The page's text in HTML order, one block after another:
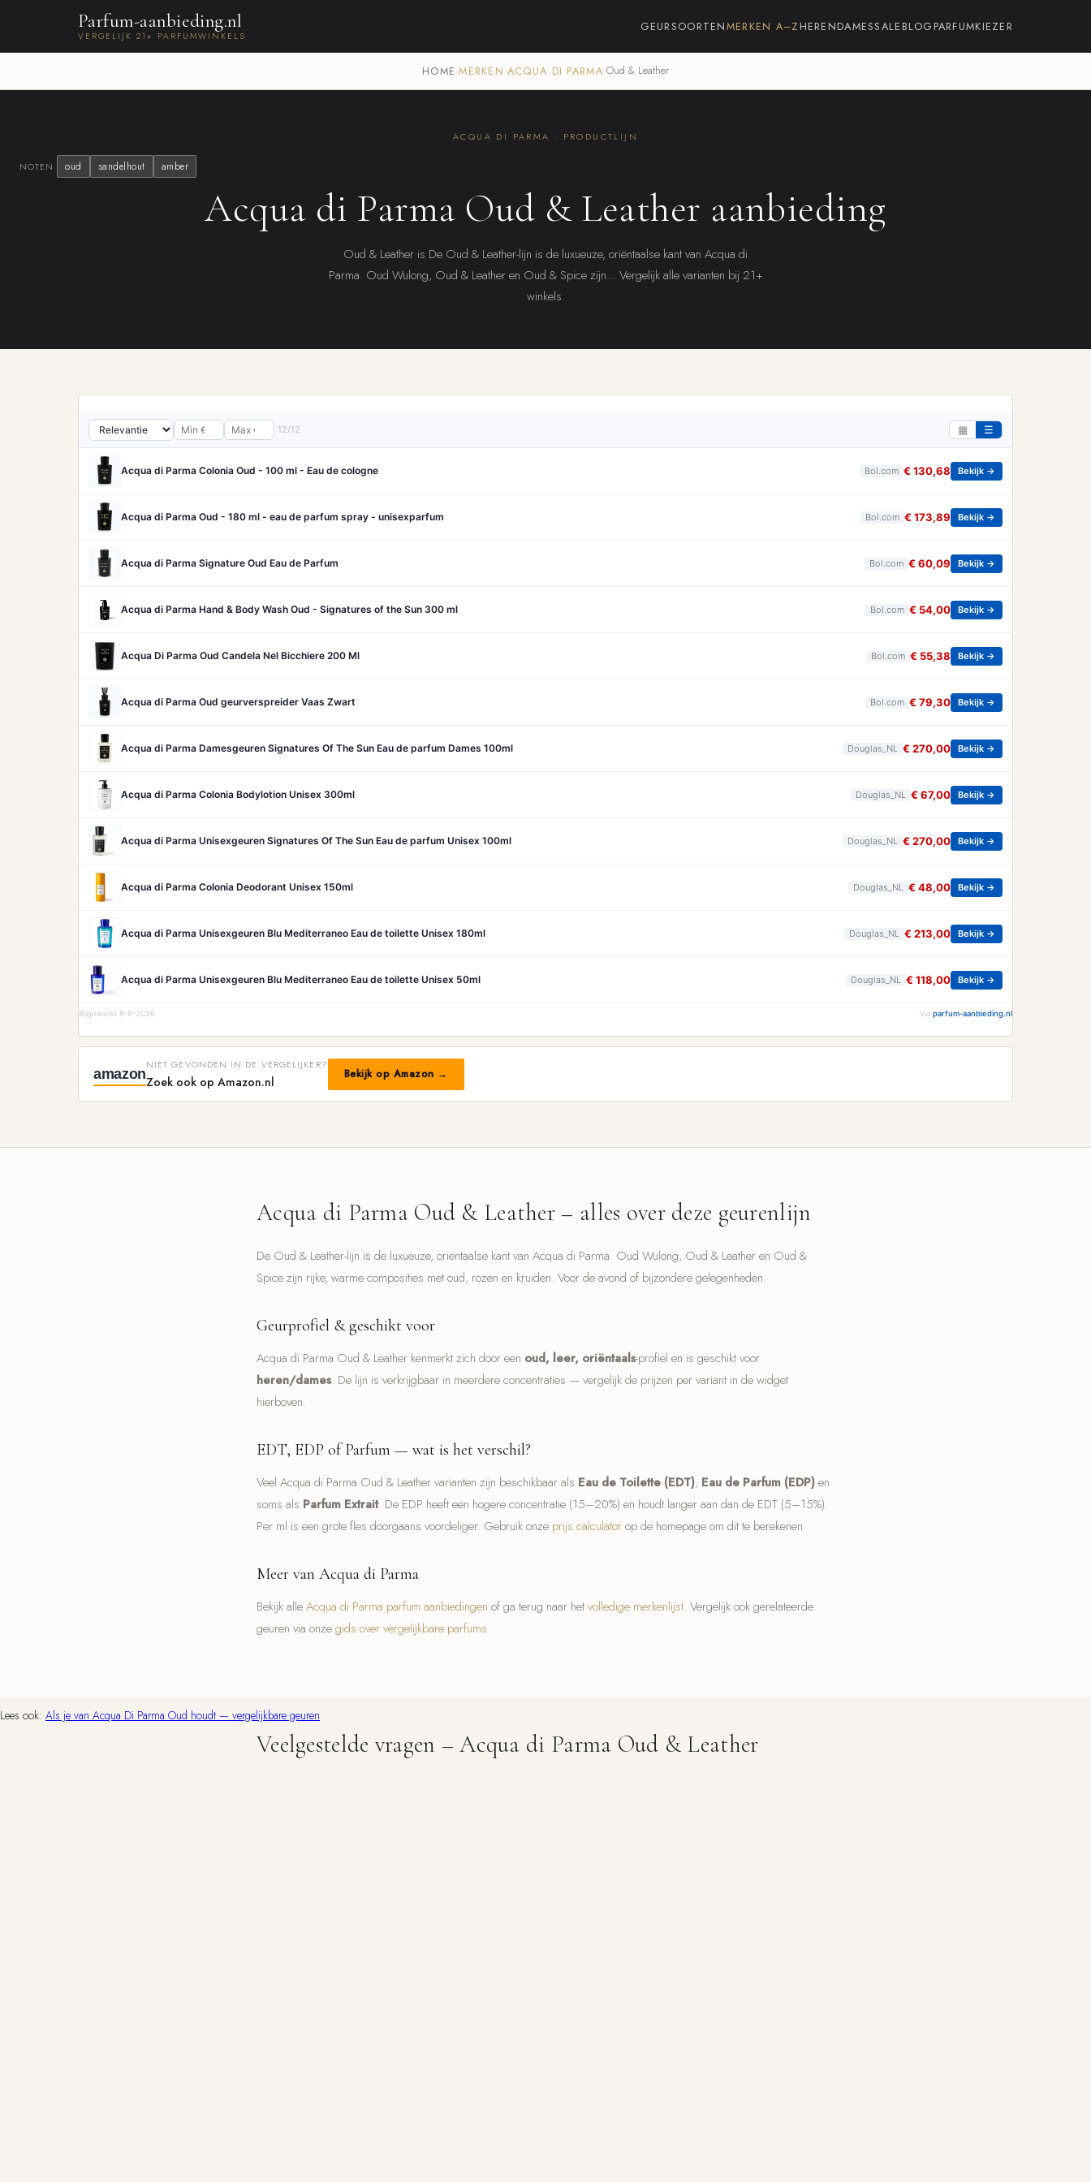
Parfum-aanbieding.nl
VERGELIJK 21+ PARFUMWINKELS
GEURSOORTENMERKEN A–Z HERENDAMESSALE BLOG PARFUMKIEZER
HOME›MERKEN›ACQUA DI PARMA›Oud & Leather
ACQUA DI PARMA · PRODUCTLIJN
NOTEN oud sandelhout amber
Acqua di Parma Oud & Leather aanbieding
Oud & Leather is De Oud & Leather-lijn is de luxueuze, oriëntaalse kant van Acqua di
Parma. Oud Wulong, Oud & Leather en Oud & Spice zijn... Vergelijk alle varianten bij 21+
winkels.
12/12 ▦ ☰
Acqua di Parma Colonia Oud - 100 ml - Eau de cologne Bol.com € 130,68 Bekijk →
Acqua di Parma Oud - 180 ml - eau de parfum spray - unisexparfum Bol.com € 173,89 Bekijk →
Acqua di Parma Signature Oud Eau de Parfum Bol.com € 60,09 Bekijk →
Acqua di Parma Hand & Body Wash Oud - Signatures of the Sun 300 ml Bol.com € 54,00 Bekijk →
Acqua Di Parma Oud Candela Nel Bicchiere 200 Ml Bol.com € 55,38 Bekijk →
Acqua di Parma Oud geurverspreider Vaas Zwart Bol.com € 79,30 Bekijk →
Acqua di Parma Damesgeuren Signatures Of The Sun Eau de parfum Dames 100ml Douglas_NL € 270,00 Bekijk →
Acqua di Parma Colonia Bodylotion Unisex 300ml Douglas_NL € 67,00 Bekijk →
Acqua di Parma Unisexgeuren Signatures Of The Sun Eau de parfum Unisex 100ml Douglas_NL € 270,00 Bekijk →
Acqua di Parma Colonia Deodorant Unisex 150ml Douglas_NL € 48,00 Bekijk →
Acqua di Parma Unisexgeuren Blu Mediterraneo Eau de toilette Unisex 180ml Douglas_NL € 213,00 Bekijk →
Acqua di Parma Unisexgeuren Blu Mediterraneo Eau de toilette Unisex 50ml Douglas_NL € 118,00 Bekijk →
Bijgewerkt 8-8-2026 Via parfum-aanbieding.nl
amazon
NIET GEVONDEN IN DE VERGELIJKER?
Zoek ook op Amazon.nl Bekijk op Amazon →
Acqua di Parma Oud & Leather – alles over deze geurenlijn
De Oud & Leather-lijn is de luxueuze, oriëntaalse kant van Acqua di Parma. Oud Wulong, Oud & Leather en Oud &
Spice zijn rijke, warme composities met oud, rozen en kruiden. Voor de avond of bijzondere gelegenheden.
Geurprofiel & geschikt voor
Acqua di Parma Oud & Leather kenmerkt zich door een oud, leer, oriëntaals-profiel en is geschikt voor
heren/dames. De lijn is verkrijgbaar in meerdere concentraties — vergelijk de prijzen per variant in de widget
hierboven.
EDT, EDP of Parfum — wat is het verschil?
Veel Acqua di Parma Oud & Leather varianten zijn beschikbaar als Eau de Toilette (EDT), Eau de Parfum (EDP)en
soms als Parfum Extrait. De EDP heeft een hogere concentratie (15–20%) en houdt langer aan dan de EDT (5–15%).
Per ml is een grote fles doorgaans voordeliger. Gebruik onze prijs calculatorop de homepage om dit te berekenen.
Meer van Acqua di Parma
Bekijk alleAcqua di Parma parfum aanbiedingen of ga terug naar hetvolledige merkenlijst. Vergelijk ook gerelateerde
geuren via onzegids over vergelijkbare parfums.
Lees ook: Als je van Acqua Di Parma Oud houdt — vergelijkbare geuren
Veelgestelde vragen – Acqua di Parma Oud & Leather